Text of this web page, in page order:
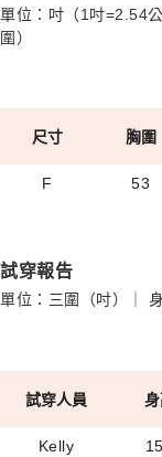
單位：吋（1吋=2.54
圍）
尺寸 胸圍
F 53
試穿報告
單位：三圍（吋）｜
試穿人員
Kelly